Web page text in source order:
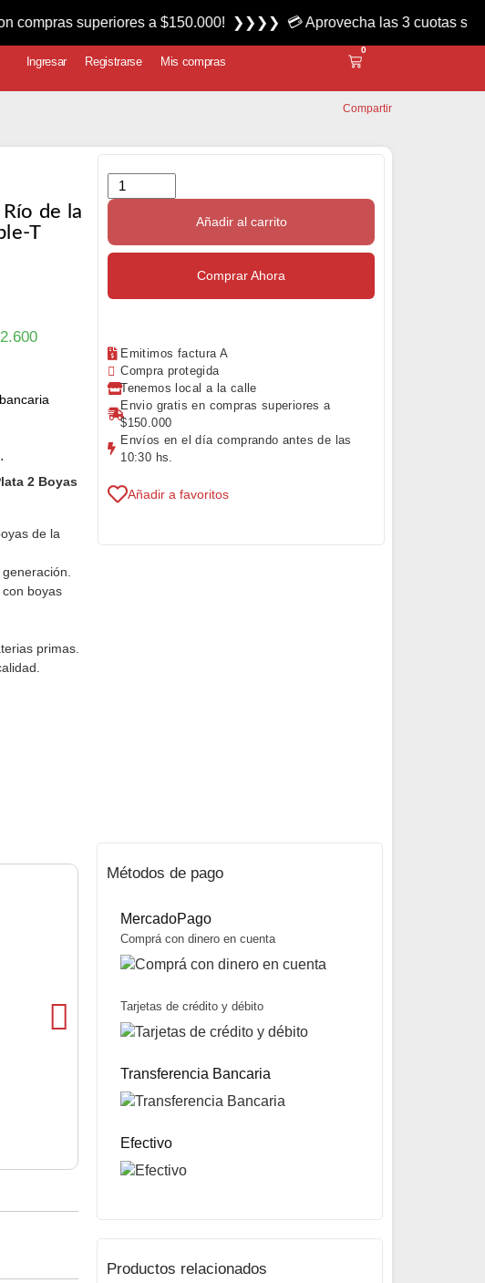
Ingresar Registrarse Mis compras
0
Compartir
de la
T
2 Boyas
de la
boyas
primas.
Añadir al carrito
Comprar Ahora
Emitimos factura A
Compra protegida
Tenemos local a la calle
Envio gratis en compras superiores a
$150.000
Envíos en el día comprando antes de las
10:30 hs.
Añadir a favoritos
Precio sin impuestos nacionales:$29.072
10% OFFabonando con Efectivo
Métodos de pago
MercadoPago
Comprá con dinero en cuenta
Tarjetas de crédito y débito
Transferencia Bancaria
Efectivo
Productos relacionados
a $150.000! ❯❯❯❯ 💳 Aprovecha las 3 cuotas sin interés